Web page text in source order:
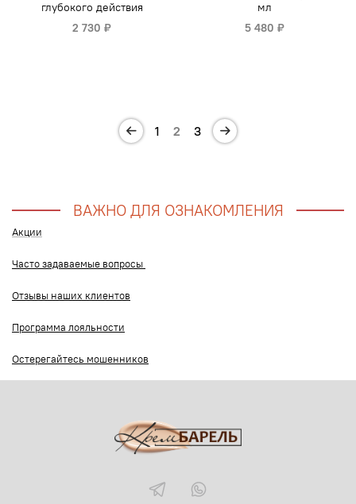
глубокого действия
2 730 ₽
мл
5 480 ₽
1 2 3
ВАЖНО ДЛЯ ОЗНАКОМЛЕНИЯ
Акции
Часто задаваемые вопросы
Отзывы наших клиентов
Программа лояльности
Остерегайтесь мошенников